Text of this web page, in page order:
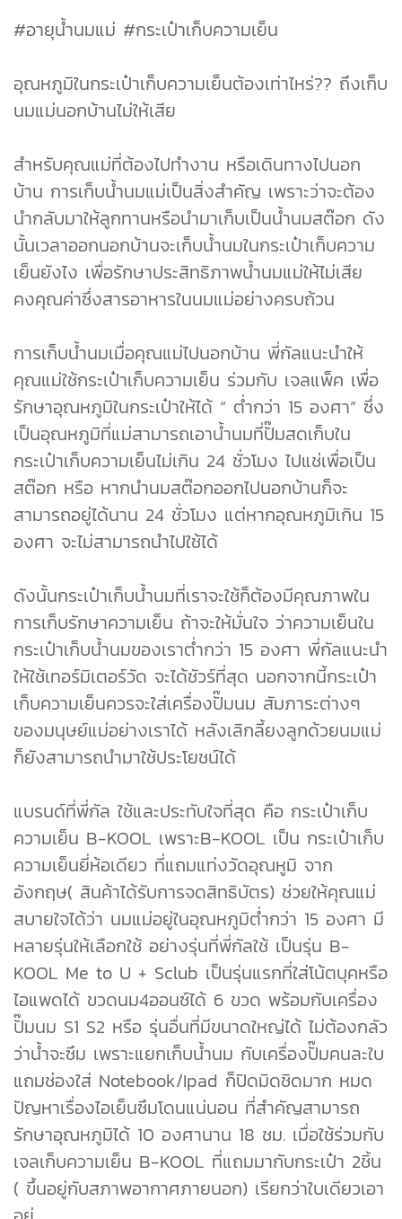
#อายุน้ำนมแม่ #กระเป๋าเก็บความเย็น
อุณหภูมิในกระเป๋าเก็บความเย็นต้องเท่าไหร่?? ถึงเก็บ
นมแม่นอกบ้านไม่ให้เสีย
สำหรับคุณแม่ที่ต้องไปทำงาน หรือเดินทางไปนอก
บ้าน การเก็บน้ำนมแม่เป็นสิ่งสำคัญ เพราะว่าจะต้อง
นำกลับมาให้ลูกทานหรือนำมาเก็บเป็นน้ำนมสต๊อก ดัง
นั้นเวลาออกนอกบ้านจะเก็บน้ำนมในกระเป๋าเก็บความ
เย็นยังไง เพื่อรักษาประสิทธิภาพน้ำนมแม่ให้ไม่เสีย
คงคุณค่าซึ่งสารอาหารในนมแม่อย่างครบถ้วน
การเก็บน้ำนมเมื่อคุณแม่ไปนอกบ้าน พี่กัลแนะนำให้
คุณแม่ใช้กระเป๋าเก็บความเย็น ร่วมกับ เจลแพ็ค เพื่อ
รักษาอุณหภูมิในกระเป๋าให้ได้ “ ต่ำกว่า 15 องศา” ซึ่ง
เป็นอุณหภูมิที่แม่สามารถเอาน้ำนมที่ปั๊มสดเก็บใน
กระเป๋าเก็บความเย็นไม่เกิน 24 ชั่วโมง ไปแช่เพื่อเป็น
สต๊อก หรือ หากนำนมสต๊อกออกไปนอกบ้านก็จะ
สามารถอยู่ได้นาน 24 ชั่วโมง แต่หากอุณหภูมิเกิน 15
องศา จะไม่สามารถนำไปใช้ได้
ดังนั้นกระเป๋าเก็บน้ำนมที่เราจะใช้ก็ต้องมีคุณภาพใน
การเก็บรักษาความเย็น ถ้าจะให้มั่นใจ ว่าความเย็นใน
กระเป๋าเก็บน้ำนมของเราต่ำกว่า 15 องศา พี่กัลแนะนำ
ให้ใช้เทอร์มิเตอร์วัด จะได้ชัวร์ที่สุด นอกจากนี้กระเป๋า
เก็บความเย็นควรจะใส่เครื่องปั๊มนม สัมภาระต่างๆ
ของมนุษย์แม่อย่างเราได้ หลังเลิกลี้ยงลูกด้วยนมแม่
ก็ยังสามารถนำมาใช้ประโยชน์ได้
แบรนด์ที่พี่กัล ใช้และประทับใจที่สุด คือ กระเป๋าเก็บ
ความเย็น B-KOOL เพราะB-KOOL เป็น กระเป๋าเก็บ
ความเย็นยี่ห้อเดียว ที่แถมแท่งวัดอุณหูมิ จาก
อังกฤษ( สินค้าได้รับการจดสิทธิบัตร) ช่วยให้คุณแม่
สบายใจได้ว่า นมแม่อยู่ในอุณหภูมิต่ำกว่า 15 องศา มี
หลายรุ่นให้เลือกใช้ อย่างรุ่นที่พี่กัลใช้ เป็นรุ่น B-
KOOL Me to U + Sclub เป็นรุ่นแรกที่ใส่โน้ตบุคหรือ
ไอแพดได้ ขวดนม4ออนซ์ได้ 6 ขวด พร้อมกับเครื่อง
ปั๊มนม S1 S2 หรือ รุ่นอื่นที่มีขนาดใหญ่ได้ ไม่ต้องกลัว
ว่าน้ำจะซึม เพราะแยกเก็บน้ำนม กับเครื่องปั๊มคนละใบ
แถมช่องใส่ Notebook/Ipad ก็ปิดมิดชิดมาก หมด
ปัญหาเรื่องไอเย็นซึมโดนแน่นอน ที่สำคัญสามารถ
รักษาอุณหภูมิได้ 10 องศานาน 18 ชม. เมื่อใช้ร่วมกับ
เจลเก็บความเย็น B-KOOL ที่แถมมากับกระเป๋า 2ชิ้น
( ขึ้นอยู่กับสภาพอากาศภายนอก) เรียกว่าใบเดียวเอา